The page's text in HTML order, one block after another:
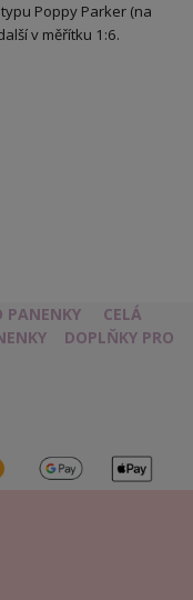
Poppy Parker (na
v měřítku 1:6.
PANENKY
CELÁ
DOPLŇKY PRO